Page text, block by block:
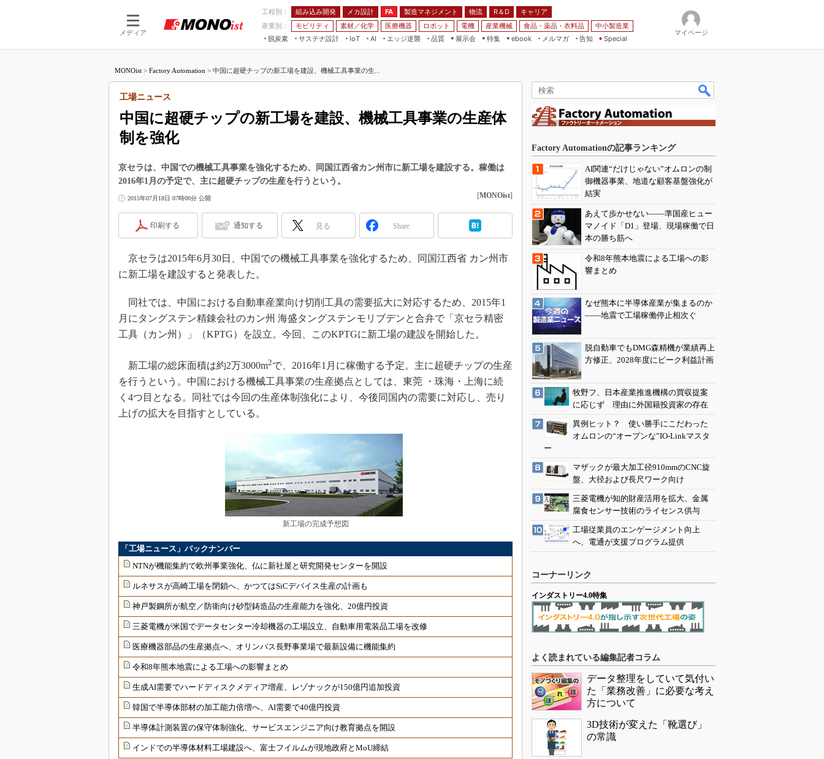
メディア
工程別： 組み込み開発 メカ設計 FA 製造マネジメント 物流 R＆D
キャリア
産業別：
モビリティ 素材／化学 医療機器 ロボット 電機 産業機械 食品・薬品・衣料品
中小製造業
脱炭素
サステナ設計
IoT
つながる工場
AI
AI×設備保全
エッジ逆襲 品質
展示会
JIMTOF
IIFES
TECHNO-FRONTIER
スマート工場EXPO
EdgeTech+
特集
つながるクルマ
VR／AR
フィールドサービス
組み込み画像技術
車載ソフト開発
ISO26262
無償設計ツール
デジタルツインとCAE
S＆OP
インダストリー4.0
製造業ビッグデータ
メイドインジャパン
グローバル設計・開発
制御セキュリティ
新型コロナへの対応
ebook
FA
モビリティ
メルマガ
告知 Special
マイページ
MONOist > Factory Automation > 中国に超硬チップの新工場を建設、機械工具事業の生...
中国に超硬チップの新工場を建設、機械工具事業の生産体
制を強化
工場ニュース
京セラは、中国での機械工具事業を強化するため、同国江西省カン州市に新工場を建設する。稼働は
2016年1月の予定で、主に超硬チップの生産を行うという。
2015年07月18日 07時00分 公開 [MONOist]
印刷する 通知する 見る Share
京セラは2015年6月30日、中国での機械工具事業を強化するため、同国江西省 カン州市
に新工場を建設すると発表した。
同社では、中国における自動車産業向け切削工具の需要拡大に対応するため、2015年1
月にタングステン精錬会社のカン州 海盛タングステンモリブデンと合弁で「京セラ精密
工具（カン州）」（KPTG）を設立。今回、このKPTGに新工場の建設を開始した。
新工場の総床面積は約2万3000m2で、2016年1月に稼働する予定。主に超硬チップの生産
を行うという。中国における機械工具事業の生産拠点としては、東莞 ・珠海・上海に続
く4つ目となる。同社では今回の生産体制強化により、今後同国内の需要に対応し、売り
上げの拡大を目指すとしている。
新工場の完成予想図
「工場ニュース」バックナンバー
NTNが機能集約で欧州事業強化、仏に新社屋と研究開発センターを開設
ルネサスが高崎工場を閉鎖へ、かつてはSiCデバイス生産の計画も
神戸製鋼所が航空／防衛向け砂型鋳造品の生産能力を強化、20億円投資
三菱電機が米国でデータセンター冷却機器の工場設立、自動車用電装品工場を改修
医療機器部品の生産拠点へ、オリンパス長野事業場で最新設備に機能集約
令和8年熊本地震による工場への影響まとめ
生成AI需要でハードディスクメディア増産、レゾナックが150億円追加投資
韓国で半導体部材の加工能力倍増へ、AI需要で40億円投資
半導体計測装置の保守体制強化、サービスエンジニア向け教育拠点を開設
インドでの半導体材料工場建設へ、富士フイルムが現地政府とMoU締結
Factory Automationの記事ランキング
AI関連“だけじゃない”オムロンの制
御機器事業、地道な顧客基盤強化が
結実
あえて歩かせない――準国産ヒュー
マノイド「D1」登場、現場稼働で日
本の勝ち筋へ
令和8年熊本地震による工場への影
響まとめ
なぜ熊本に半導体産業が集まるのか
――地震で工場稼働停止相次ぐ
脱自動車でもDMG森精機が業績再上
方修正、2028年度にピーク利益計画
牧野フ、日本産業推進機構の買収提案
に応じず 理由に外国籍投資家の存在
異例ヒット？ 使い勝手にこだわった
オムロンの“オープンな”IO-Linkマスタ
ー
マザックが最大加工径910mmのCNC旋
盤、大径および長尺ワーク向け
三菱電機が知的財産活用を拡大、金属
腐食センサー技術のライセンス供与
工場従業員のエンゲージメント向上
へ、電通が支援プログラム提供
コーナーリンク
インダストリー4.0特集
よく読まれている編集記者コラム
データ整理をしていて気付い
た「業務改善」に必要な考え
方について
3D技術が変えた「靴選び」
の常識